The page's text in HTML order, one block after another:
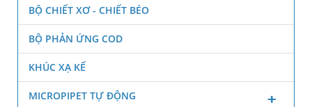
BỘ CHIẾT XƠ - CHIẾT BÉO
BỘ PHẢN ỨNG COD
KHÚC XẠ KẾ
MICROPIPET TỰ ĐỘNG